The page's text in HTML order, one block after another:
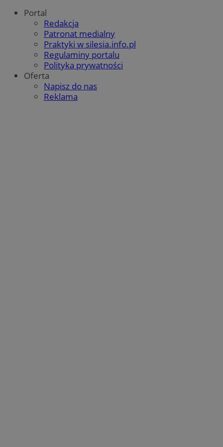
Portal
Redakcja
Patronat medialny
Praktyki w silesia.info.pl
Regulaminy portalu
Polityka prywatności
Oferta
Napisz do nas
Reklama